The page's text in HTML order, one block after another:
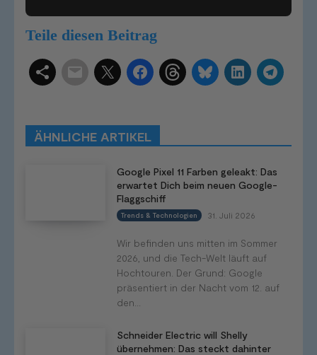
Teile diesen Beitrag
ÄHNLICHE ARTIKEL
Google Pixel 11 Farben geleakt: Das
erwartet Dich beim neuen Google-
Flaggschiff
Trends & Technologien 31. Juli 2026
Wir befinden uns mitten im Sommer
2026, und die Tech-Welt läuft auf
Hochtouren. Der Grund: Google
präsentiert in der Nacht vom 12. auf
den...
Schneider Electric will Shelly
übernehmen: Das steckt dahinter